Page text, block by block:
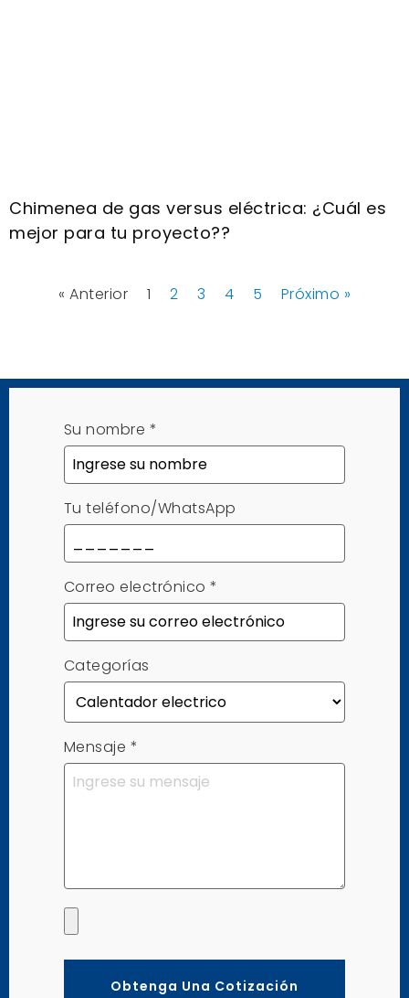
Chimenea de gas versus eléctrica: ¿Cuál es
mejor para tu proyecto??
« Anterior 1 2 3 4 5 Próximo »
Su nombre *
Tu teléfono/WhatsApp
Correo electrónico *
Categorías
Mensaje *
Obtenga Una Cotización